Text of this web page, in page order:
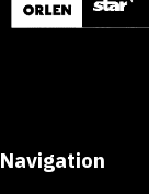
Navigation